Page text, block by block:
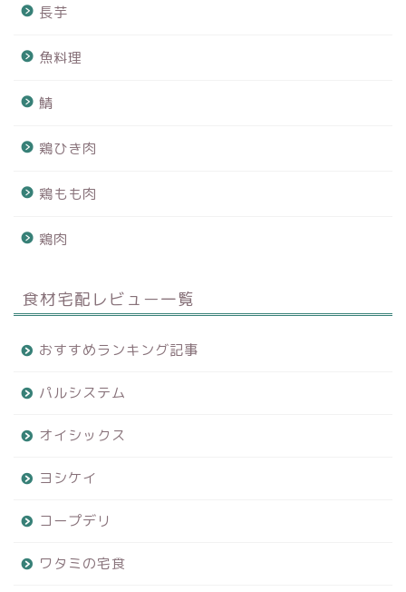
長芋
魚料理
鯖
鶏ひき肉
鶏もも肉
鶏肉
食材宅配レビュー一覧
おすすめランキング記事
パルシステム
オイシックス
ヨシケイ
コープデリ
ワタミの宅食